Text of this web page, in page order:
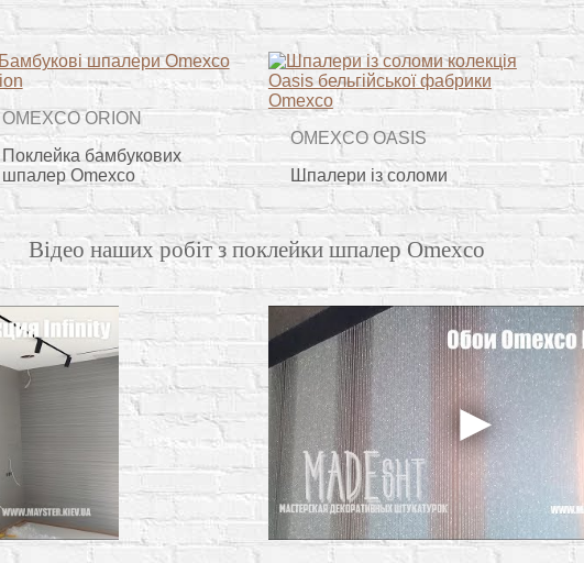
OMEXCO ORION
Поклейка бамбукових
шпалер Omexco
OMEXCO OASIS
Шпалери із соломи
Відео наших робіт з поклейки шпалер Omexco